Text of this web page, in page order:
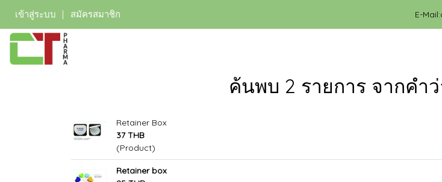
เข้าสู่ระบบ สมัครสมาชิก E-
ค้นพบ 2 รายการ จากคำ
Retainer Box
37 THB
(Product)
Retainer box